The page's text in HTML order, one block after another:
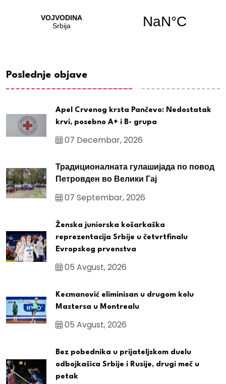
Poslednje objave
Apel Crvenog krsta Pančevo: Nedostatak
krvi, posebno A+ i B- grupa
07 Decembar, 2026
Традиционалната гулашијада по повод
Петровден во Велики Гај
07 Septembar, 2026
Ženska juniorska košarkaška
reprezentacija Srbije u četvrtfinalu
Evropskog prvenstva
05 Avgust, 2026
Kecmanović eliminisan u drugom kolu
Mastersa u Montrealu
05 Avgust, 2026
Bez pobednika u prijateljskom duelu
odbojkašica Srbije i Rusije, drugi meč u
petak